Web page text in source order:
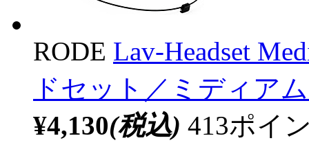
RODE Lav-Headset
ドセット／ミディア
¥4,130(税込) 413ポイ